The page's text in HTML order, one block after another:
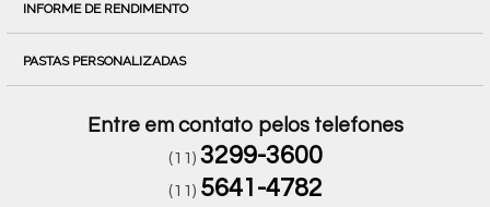
INFORME DE RENDIMENTO
PASTAS PERSONALIZADAS
Entre em contato pelos telefones
(11) 3299-3600
(11) 5641-4782